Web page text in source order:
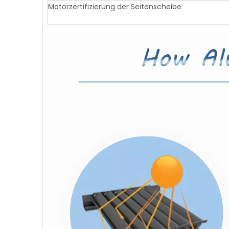
Motorzertifizierung der Seitenscheibe